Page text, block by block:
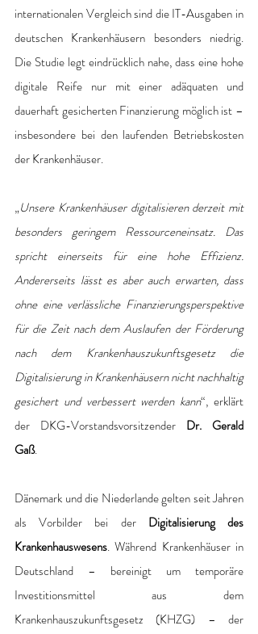
internationalen Vergleich sind die IT-Ausgaben in
deutschen Krankenhäusern besonders niedrig.
Die Studie legt eindrücklich nahe, dass eine hohe
digitale Reife nur mit einer adäquaten und
dauerhaft gesicherten Finanzierung möglich ist –
insbesondere bei den laufenden Betriebskosten
der Krankenhäuser.
„Unsere Krankenhäuser digitalisieren derzeit mit
besonders geringem Ressourceneinsatz. Das
spricht einerseits für eine hohe Effizienz.
Andererseits lässt es aber auch erwarten, dass
ohne eine verlässliche Finanzierungsperspektive
für die Zeit nach dem Auslaufen der Förderung
nach dem Krankenhauszukunftsgesetz die
Digitalisierung in Krankenhäusern nicht nachhaltig
gesichert und verbessert werden kann“, erklärt
der DKG-Vorstandsvorsitzender Dr. Gerald
Gaß.
Dänemark und die Niederlande gelten seit Jahren
als Vorbilder bei der Digitalisierung des
Krankenhauswesens. Während Krankenhäuser in
Deutschland – bereinigt um temporäre
Investitionsmittel aus dem
Krankenhauszukunftsgesetz (KHZG) – der